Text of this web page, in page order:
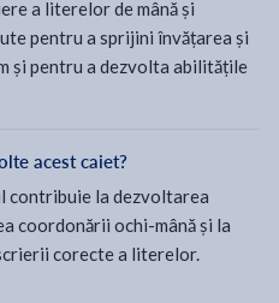
a literelor de mână și
pentru a sprijini învățarea și
și pentru a dezvolta abilitățile
acest caiet?
contribuie la dezvoltarea
coordonării ochi-mână și la
corecte a literelor.